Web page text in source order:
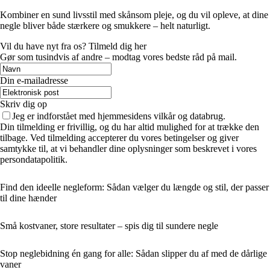
Kombiner en sund livsstil med skånsom pleje, og du vil opleve, at dine
negle bliver både stærkere og smukkere – helt naturligt.
Vil du have nyt fra os? Tilmeld dig her
Gør som tusindvis af andre – modtag vores bedste råd på mail.
Din e-mailadresse
Skriv dig op
Jeg er indforstået med hjemmesidens vilkår og databrug.
Din tilmelding er frivillig, og du har altid mulighed for at trække den
tilbage. Ved tilmelding accepterer du vores betingelser og giver
samtykke til, at vi behandler dine oplysninger som beskrevet i vores
persondatapolitik.
Find den ideelle negleform: Sådan vælger du længde og stil, der passer
til dine hænder
Små kostvaner, store resultater – spis dig til sundere negle
Stop neglebidning én gang for alle: Sådan slipper du af med de dårlige
vaner